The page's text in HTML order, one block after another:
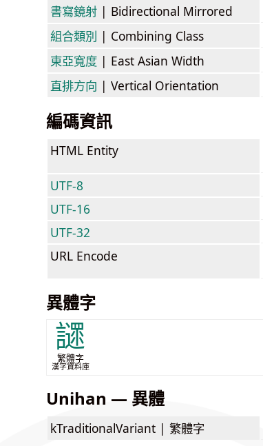
書寫鏡射 | Bidirectional Mirrored
組合類別 | Combining Class
東亞寬度 | East Asian Width
直排方向 | Vertical Orientation
編碼資訊
HTML Entity
UTF-8
UTF-16
UTF-32
URL Encode
異體字
䜚
繁體字
漢字資料庫
Unihan — 異體
kTraditionalVariant | 繁體字